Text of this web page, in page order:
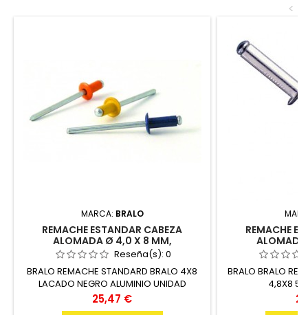
<
MARCA: BRALO
REMACHE ESTANDAR CABEZA
ALOMADA Ø 4,0 X 8 MM,
ALUMINIO/ACERO L.NEGRO 9005 500
UD
Reseña(s): 0
BRALO REMACHE STANDARD BRALO 4X8
LACADO NEGRO ALUMINIO UNIDAD
Precio
25,47 €
REMACHE
ALUMINIO/
BRALO BRALO
4,8X8